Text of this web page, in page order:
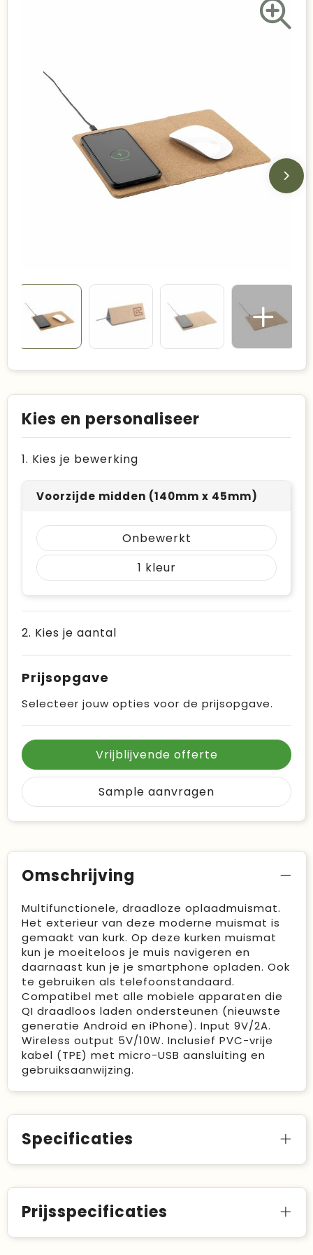
Recycled
Bestsellers
Kies en personaliseer
1. Kies je bewerking
Voorzijde midden (140mm x 45mm)
Onbewerkt
1
2. Kies je aantal
Prijsopgave
Selecteer jouw opties voor de prijsopgave.
Vrijblijvende offerte
Sample aanvragen
Omschrijving
Multifunctionele, draadloze oplaadmuismat.
Het exterieur van deze moderne muismat is
gemaakt van kurk. Op deze kurken muismat
kun je moeiteloos je muis navigeren en
daarnaast kun je je smartphone opladen. Ook
te gebruiken als telefoonstandaard.
Compatibel met alle mobiele apparaten die
QI draadloos laden ondersteunen (nieuwste
generatie Android en iPhone). Input 9V/2A.
Wireless output 5V/10W. Inclusief PVC-vrije
kabel (TPE) met micro-USB aansluiting en
gebruiksaanwijzing.
Specificaties
Prijsspecificaties